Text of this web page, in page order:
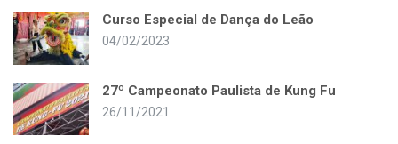
Curso Especial de Dança do Leão
04/02/2023
27º Campeonato Paulista de Kung Fu
26/11/2021